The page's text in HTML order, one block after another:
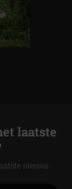
laatste
nieuws